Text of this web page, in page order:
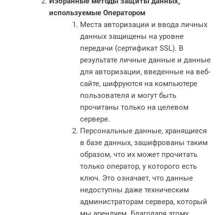
используемые Оператором
Места авторизации и ввода личных
данных защищены на уровне
передачи (сертификат SSL). В
результате личные данные и данные
для авторизации, введенные на веб-
сайте, шифруются на компьютере
пользователя и могут быть
прочитаны только на целевом
сервере.
Персональные данные, хранящиеся
в базе данных, зашифрованы таким
образом, что их может прочитать
только оператор, у которого есть
ключ. Это означает, что данные
недоступны даже техническим
администраторам сервера, который